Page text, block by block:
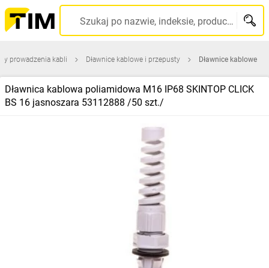
Szukaj po nazwie, indeksie, producencie, kodzie kreskowym...
prowadzenia kabli Dławnice kablowe i przepusty Dławnice kablowe
Dławnica kablowa poliamidowa M16 IP68 SKINTOP CLICK
BS 16 jasnoszara 53112888 /50 szt./